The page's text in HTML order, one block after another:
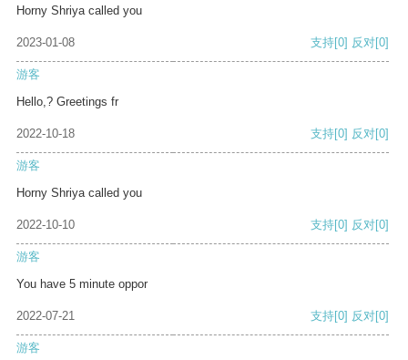
Horny Shriya called you
2023-01-08 支持[0] 反对[0]
游客
Hello,? Greetings fr
2022-10-18 支持[0] 反对[0]
游客
Horny Shriya called you
2022-10-10 支持[0] 反对[0]
游客
You have 5 minute oppor
2022-07-21 支持[0] 反对[0]
游客